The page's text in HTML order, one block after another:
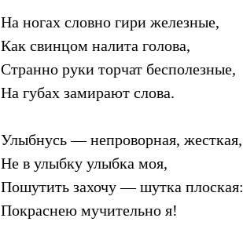
На ногах словно гири железные,
Как свинцом налита голова,
Странно руки торчат бесполезные,
На губах замирают слова.
Улыбнусь — непроворная, жесткая,
Не в улыбку улыбка моя,
Пошутить захочу — шутка плоская:
Покраснею мучительно я!